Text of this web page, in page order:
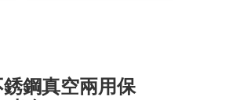
銹鋼真空兩用保